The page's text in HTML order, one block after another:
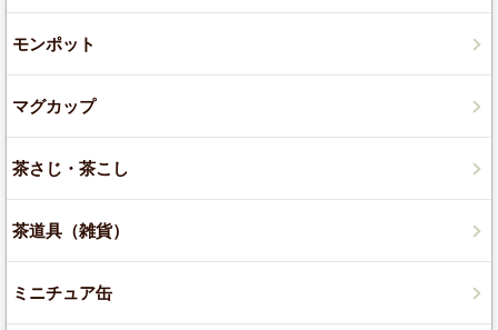
モンポット
マグカップ
茶さじ・茶こし
茶道具（雑貨）
ミニチュア缶